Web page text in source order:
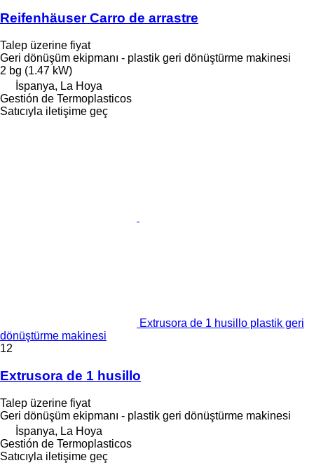
Reifenhäuser Carro de arrastre
Talep üzerine fiyat
Geri dönüşüm ekipmanı - plastik geri dönüştürme makinesi
2 bg (1.47 kW)
İspanya, La Hoya
Gestión de Termoplasticos
Satıcıyla iletişime geç
Extrusora de 1 husillo plastik geri
dönüştürme makinesi
12
Extrusora de 1 husillo
Talep üzerine fiyat
Geri dönüşüm ekipmanı - plastik geri dönüştürme makinesi
İspanya, La Hoya
Gestión de Termoplasticos
Satıcıyla iletişime geç